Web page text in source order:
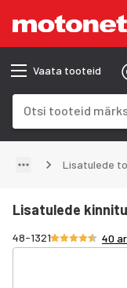
Vaata tooteid
Lisatulede
Lisatulede
48-1321Hinnang 4.5/5
40